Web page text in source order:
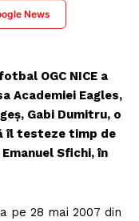
News
OGC NICE a
Academiei Eagles,
Gabi Dumitru, o
îl testeze timp de
Sfichi, în
pe 28 mai 2007 din